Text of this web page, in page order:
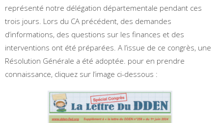
représenté notre délégation départementale pendant ces
trois jours. Lors du CA précédent, des demandes
d’informations, des questions sur les finances et des
interventions ont été préparées. A l’issue de ce congrès, une
Résolution Générale a été adoptée. pour en prendre
connaissance, cliquez sur l’image ci-dessous :